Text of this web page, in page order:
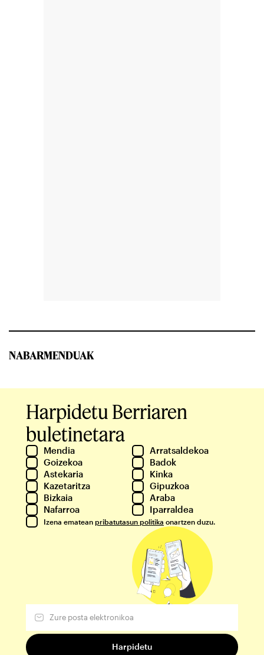
NABARMENDUAK
Harpidetu Berriaren
buletinetara
Mendia
Arratsaldekoa
Goizekoa
Badok
Astekaria
Kinka
Kazetaritza
Gipuzkoa
Bizkaia
Araba
Nafarroa
Iparraldea
Izena ematean pribatutasun politika onartzen duzu.